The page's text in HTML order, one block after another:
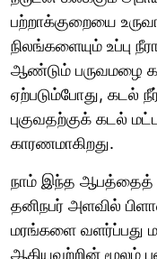
பற்றாக்குறையை
நிலங்களையும் உப்பு
ஆண்டும் பருவமழை
ஏற்படும்போது, கடல்
புகுவதற்குக் கடல்
காரணமாகிறது.
நாம் இந்த ஆபத்தைத்
தனிநபர் அளவில்
மரங்களை வளர்ப்பது
ஆகியவற்றின் மூலம்